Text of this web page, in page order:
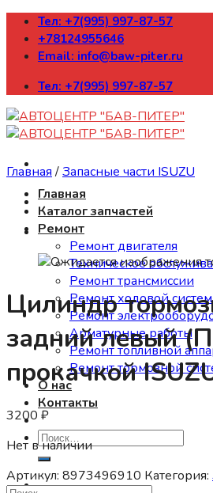
Skip
content
Тел: +7(995) 997-87-57
+78124955646
Email: info@baw-piter.ru
Тел: +7(995) 997-87-57
Главная
Каталог запчастей
Ремонт
Ремонт двигателя
Техническое
Ремонт трансмиссии
Ремонт ходовой
Ремонт
Арматурные работы
Ремонт топливной
Ремонт тормозной
О нас
Контакты
Искать:
Главная /Запасные части ISUZU
Цилиндр
задний левый
прокачкой
3200 ₽
Нет в наличии
Артикул: 8973496910 Категория: